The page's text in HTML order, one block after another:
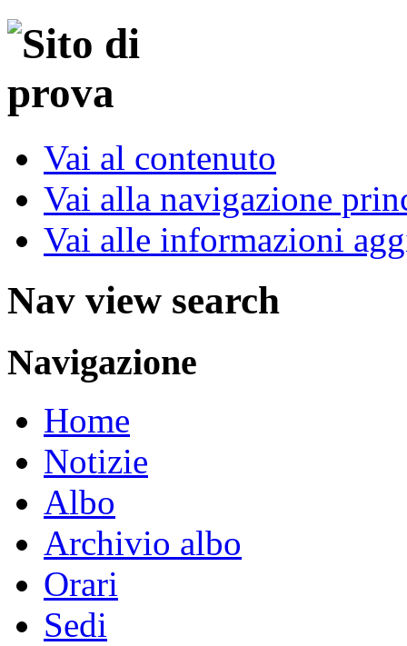
Vai al contenuto
Vai alla navigazione
Vai alle informazioni
Nav view search
Navigazione
Home
Notizie
Albo
Archivio albo
Orari
Sedi